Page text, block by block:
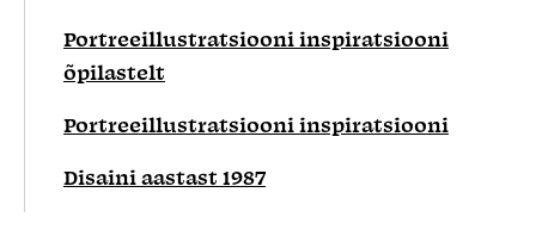
Portreeillustratsiooni inspiratsiooni
õpilastelt
Portreeillustratsiooni inspiratsiooni
Disaini aastast 1987